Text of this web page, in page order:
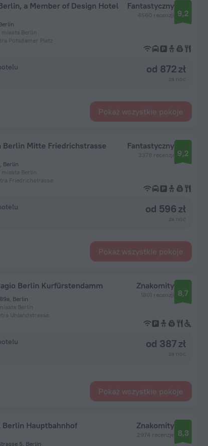
a Member of Design Hotel
miasta Berlin
Potsdamer Platz
Fantastyczny
4560 recenzji 9,2
od 872 zł
Pokaż wszystkie pokoje
Berlin Mitte Friedrichstrasse
Berlin
Berlin
Friedrichstrasse
Fantastyczny
3378 recenzji 9,2
od 596 zł
Pokaż wszystkie pokoje
Berlin Kurfürstendamm
Berlin
Berlin
Uhlandstrasse
Znakomity
1801 recenzji 8,7
od 387 zł
Pokaż wszystkie pokoje
Hauptbahnhof
5, Berlin
Znakomity
2974 recenzje 8,3